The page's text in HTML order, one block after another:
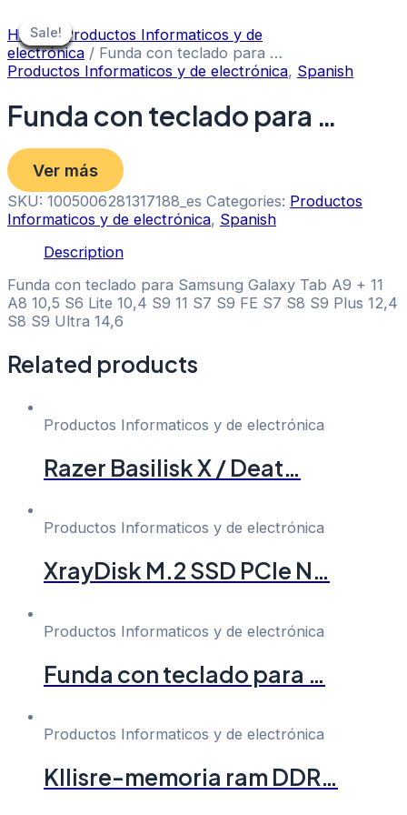
to
content
Sale!
Home/ Productos Informaticos y de
electrónica / Funda con teclado para …
Productos Informaticos y de electrónica, Spanish
Funda con teclado para …
Ver más
SKU: 1005006281317188_es Categories: Productos
Informaticos y de electrónica, Spanish
Description
Funda con teclado para Samsung Galaxy Tab A9 + 11
A8 10,5 S6 Lite 10,4 S9 11 S7 S9 FE S7 S8 S9 Plus 12,4
S8 S9 Ultra 14,6
Related products
Sale!
Sale!
Productos Informaticos y de electrónica
Razer Basilisk X / Deat…
Sale!
Sale!
Productos Informaticos y de electrónica
XrayDisk M.2 SSD PCIe N…
Sale!
Sale!
Productos Informaticos y de electrónica
Funda con teclado para …
Sale!
Sale!
Productos Informaticos y de electrónica
Kllisre-memoria ram DDR…